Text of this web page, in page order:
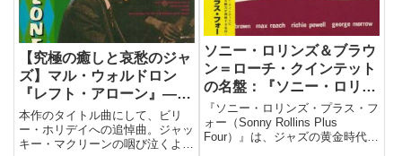
【究極の癒しと哀愁のジャ
ズ】マル・ウォルドロン
『レフト・アローン』——
時代を超えて愛される名盤
本作のタイトル曲にして、ビリ
ー・ホリデイへの追悼曲。ジャッ
キー・マクリーンの咽び泣くよう
ソニー・ロリンズ＆ブラウ
ン＝ローチ・クインテット
の名盤：『ソニー・ロリン
ズ・プラス・フォー』の魅
力を徹底解説
『ソニー・ロリンズ・プラス・フ
ォー（Sonny Rollins Plus
Four）』は、ジャズの黄金時代を